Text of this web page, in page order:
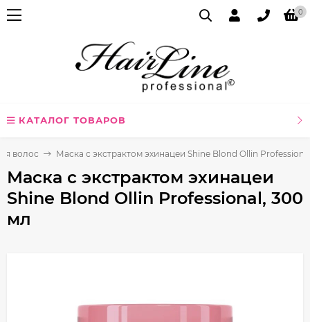
0
КАТАЛОГ ТОВАРОВ
волос Маска с экстрактом эхинацеи Shine Blond Ollin
Маска с экстрактом эхинацеи
Shine Blond Ollin Professional, 300
мл